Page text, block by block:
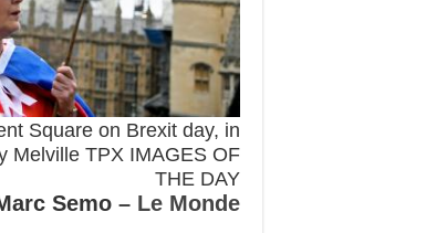
Square on Brexit day, in
Melville TPX IMAGES OF
THE DAY
Semo – Le Monde